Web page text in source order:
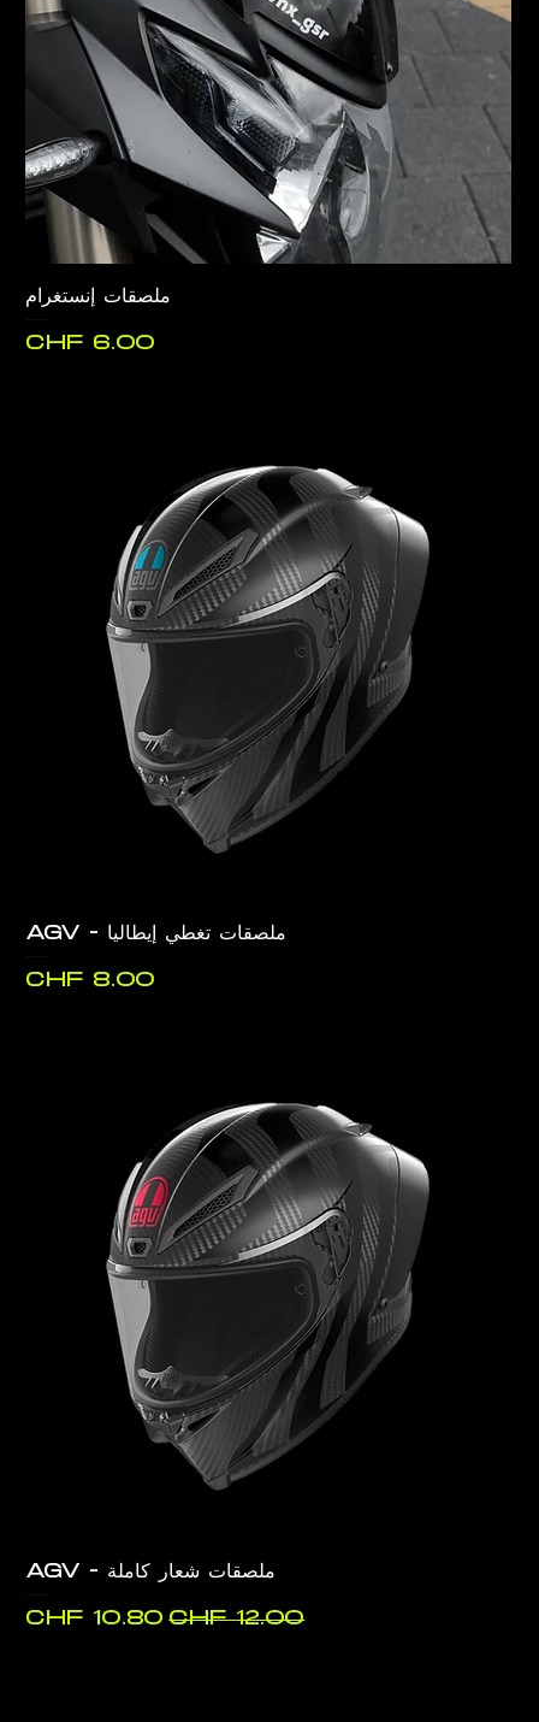
ملصقات إنستغرام
السعر
ملصقات تغطي إيطاليا - AGV
السعر
ملصقات شعار كاملة - AGV
سعر عادي‏12.00 CHF سعر البيع